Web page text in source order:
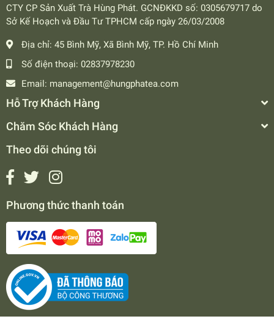
CTY CP Sản Xuất Trà Hùng Phát. GCNĐKKD số: 0305679717 do
Sở Kế Hoạch và Đầu Tư TPHCM cấp ngày 26/03/2008
Địa chỉ: 45 Bình Mỹ, Xã Bình Mỹ, TP. Hồ Chí Minh
Số điện thoại: 02837978230
Email: management@hungphatea.com
Hỗ Trợ Khách Hàng
Chăm Sóc Khách Hàng
Theo dõi chúng tôi
Phương thức thanh toán